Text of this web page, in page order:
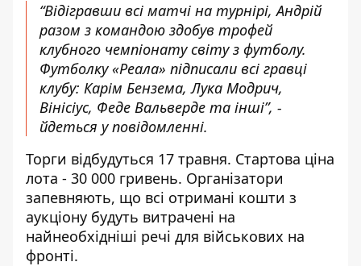
“Відігравши всі матчі на турнірі, Андрій
разом з командою здобув трофей
клубного чемпіонату світу з футболу.
Футболку «Реала» підписали всі гравці
клубу: Карім Бензема, Лука Модрич,
Вінісіус, Феде Вальверде та інші”, -
йдеться у повідомленні.
Торги відбудуться 17 травня. Стартова ціна
лота - 30 000 гривень. Організатори
запевняють, що всі отримані кошти з
аукціону будуть витрачені на
найнеобхідніші речі для військових на
фронті.